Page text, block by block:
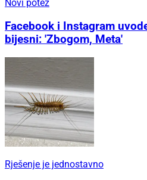
Novi potez
Facebook i Instagram
bijesni: 'Zbogom, Meta'
Rješenje je jednostavno